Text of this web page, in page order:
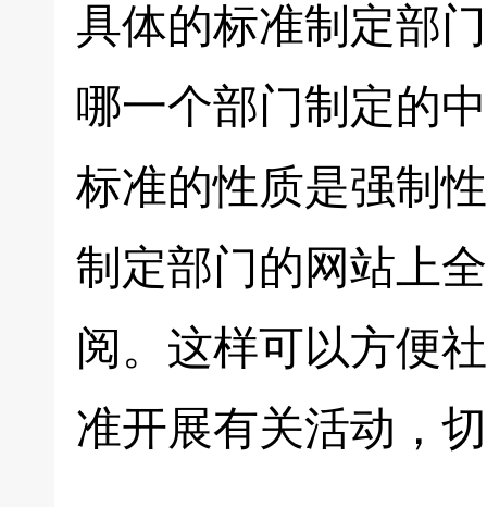
具体的标准制定部
哪一个部门制定的
标准的性质是强制
制定部门的网站上
阅。这样可以方便
准开展有关活动，